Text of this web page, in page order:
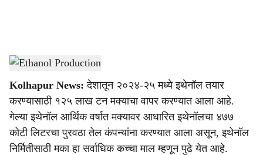
a
r
e
Ethanol Production-Agrowon
Kolhapur News: देशातून २०२४-२५ मध्ये इथेनॉल तयार
करण्यासाठी १२५ लाख टन मक्याचा वापर करण्यात आला आहे.
गेल्या इथेनॉल आर्थिक वर्षात मक्यावर आधारित इथेनॉलचा ४७७
कोटी लिटरचा पुरवठा तेल कंपन्यांना करण्यात आला असून, इथेनॉल
निर्मितीसाठी मका हा सर्वाधिक कच्चा माल म्हणून पुढे येत आहे.